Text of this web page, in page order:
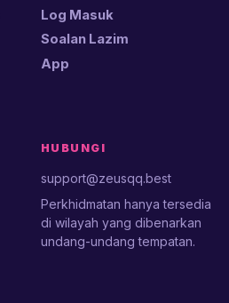
Log Masuk
Soalan Lazim
App
HUBUNGI
support@zeusqq.best
Perkhidmatan hanya tersedia
di wilayah yang dibenarkan
undang-undang tempatan.